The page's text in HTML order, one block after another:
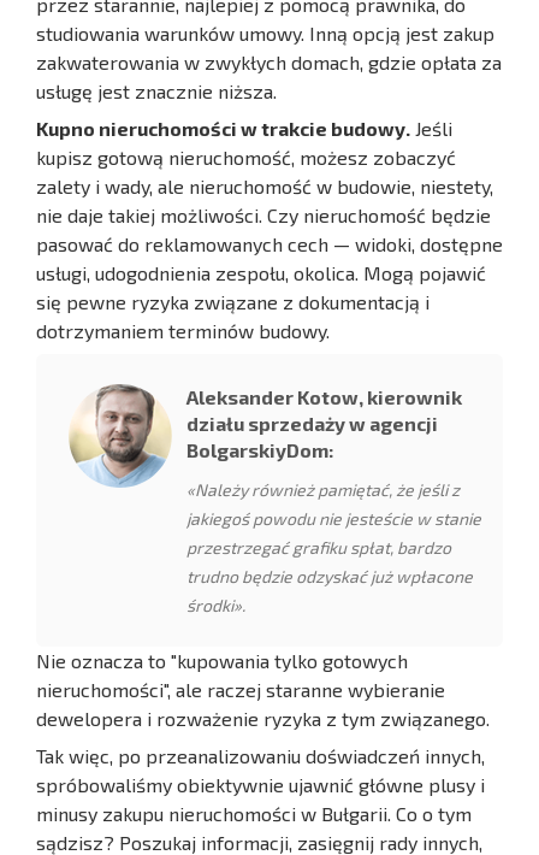
studiowania warunków umowy. Inną opcją jest zakup
zakwaterowania w zwykłych domach, gdzie opłata za
usługę jest znacznie niższa.
Kupno nieruchomości w trakcie budowy. Jeśli
kupisz gotową nieruchomość, możesz zobaczyć
zalety i wady, ale nieruchomość w budowie, niestety,
nie daje takiej możliwości. Czy nieruchomość będzie
pasować do reklamowanych cech — widoki, dostępne
usługi, udogodnienia zespołu, okolica. Mogą pojawić
się pewne ryzyka związane z dokumentacją i
dotrzymaniem terminów budowy.
Aleksander Kotow, kierownik
działu sprzedaży w agencji
BolgarskiyDom:
«Należy również pamiętać, że jeśli z
jakiegoś powodu nie jesteście w stanie
przestrzegać grafiku spłat, bardzo
trudno będzie odzyskać już wpłacone
środki».
Nie oznacza to "kupowania tylko gotowych
nieruchomości", ale raczej staranne wybieranie
dewelopera i rozważenie ryzyka z tym związanego.
Tak więc, po przeanalizowaniu doświadczeń innych,
spróbowaliśmy obiektywnie ujawnić główne plusy i
minusy zakupu nieruchomości w Bułgarii. Co o tym
sądzisz? Poszukaj informacji, zasięgnij rady innych,